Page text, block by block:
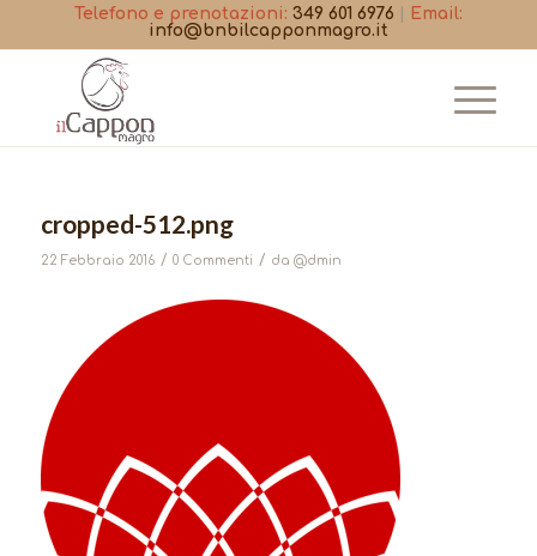
Telefono e prenotazioni: 349 601 6976
Email:
info@bnbilcapponmagro.it
cropped-512.png
22 Febbraio 2016 / 0 Commenti / da @dmin